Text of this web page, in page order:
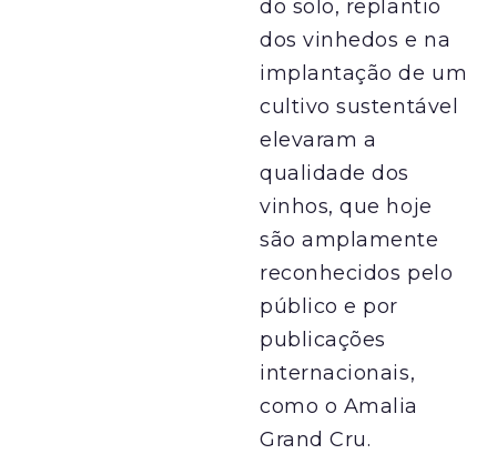
do solo, replantio
dos vinhedos e na
implantação de um
cultivo sustentável
elevaram a
qualidade dos
vinhos, que hoje
são amplamente
reconhecidos pelo
público e por
publicações
internacionais,
como o Amalia
Grand Cru.